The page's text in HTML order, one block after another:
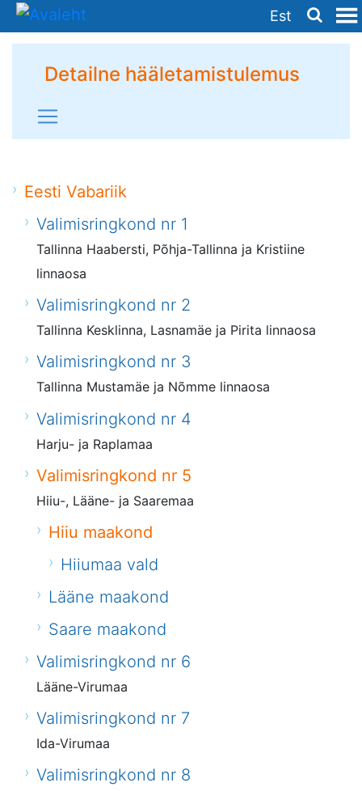
Est
Detailne hääletamistulemus
Eesti Vabariik
Valimisringkond nr 1
Tallinna Haabersti, Põhja-Tallinna ja Kristiine
linnaosa
Valimisringkond nr 2
Tallinna Kesklinna, Lasnamäe ja Pirita linnaosa
Valimisringkond nr 3
Tallinna Mustamäe ja Nõmme linnaosa
Valimisringkond nr 4
Harju- ja Raplamaa
Valimisringkond nr 5
Hiiu-, Lääne- ja Saaremaa
Hiiu maakond
Hiiumaa vald
Lääne maakond
Saare maakond
Valimisringkond nr 6
Lääne-Virumaa
Valimisringkond nr 7
Ida-Virumaa
Valimisringkond nr 8